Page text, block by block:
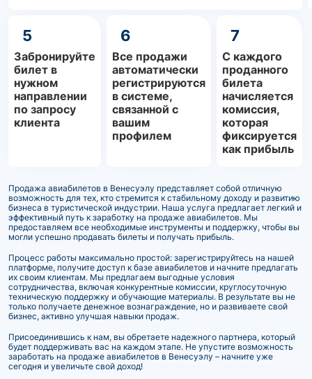
5
Забронируйте
билет в
нужном
направлении
по запросу
клиента
6
Все продажи
автоматически
регистрируются
в системе,
связанной с
вашим
профилем
7
С каждого
проданного
билета
начисляется
комиссия,
которая
фиксируется
как прибыль
Продажа авиабилетов в Венесуэлу представляет собой отличную
возможность для тех, кто стремится к стабильному доходу и развитию
бизнеса в туристической индустрии. Наша услуга предлагает легкий и
эффективный путь к заработку на продаже авиабилетов. Мы
предоставляем все необходимые инструменты и поддержку, чтобы вы
могли успешно продавать билеты и получать прибыль.
Процесс работы максимально простой: зарегистрируйтесь на нашей
платформе, получите доступ к базе авиабилетов и начните предлагать
их своим клиентам. Мы предлагаем выгодные условия
сотрудничества, включая конкурентные комиссии, круглосуточную
техническую поддержку и обучающие материалы. В результате вы не
только получаете денежное вознаграждение, но и развиваете свой
бизнес, активно улучшая навыки продаж.
Присоединившись к нам, вы обретаете надежного партнера, который
будет поддерживать вас на каждом этапе. Не упустите возможность
заработать на продаже авиабилетов в Венесуэлу – начните уже
сегодня и увеличьте свой доход!